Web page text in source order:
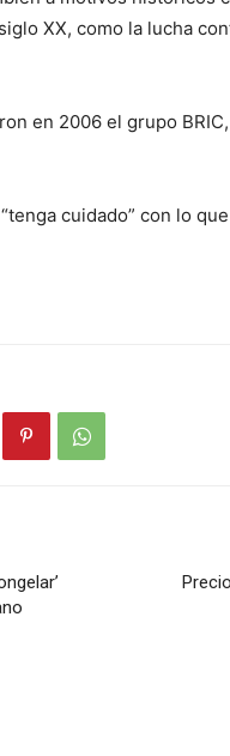
XX, como la lucha
en 2006 el grupo
cuidado” con lo